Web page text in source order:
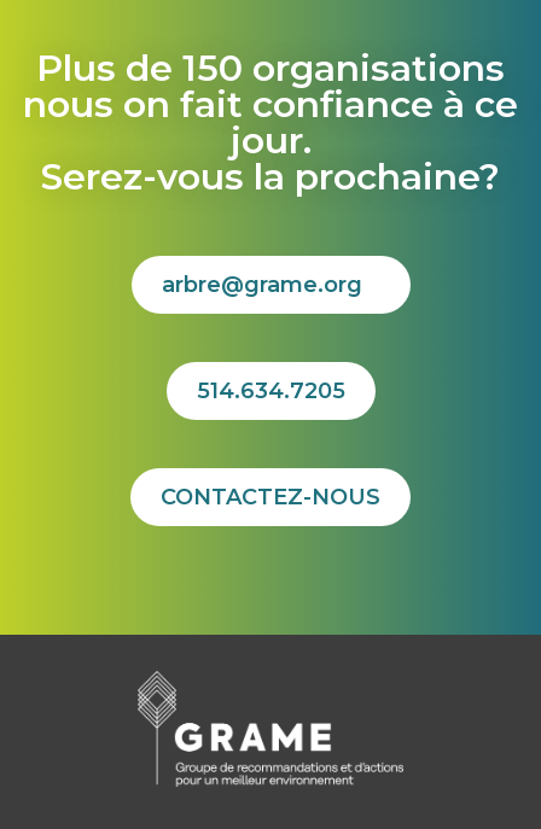
Plus de 150 organisations
nous on fait confiance à ce
jour.
Serez-vous la prochaine?
arbre@grame.org
514.634.7205
CONTACTEZ-NOUS